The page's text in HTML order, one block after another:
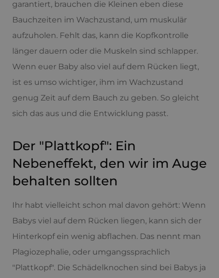
garantiert, brauchen die Kleinen eben diese
Bauchzeiten im Wachzustand, um muskulär
aufzuholen. Fehlt das, kann die Kopfkontrolle
länger dauern oder die Muskeln sind schlapper.
Wenn euer Baby also viel auf dem Rücken liegt,
ist es umso wichtiger, ihm im Wachzustand
genug Zeit auf dem Bauch zu geben. So gleicht
sich das aus und die Entwicklung passt.
Der "Plattkopf": Ein
Nebeneffekt, den wir im Auge
behalten sollten
Ihr habt vielleicht schon mal davon gehört: Wenn
Babys viel auf dem Rücken liegen, kann sich der
Hinterkopf ein wenig abflachen. Das nennt man
Plagiozephalie, oder umgangssprachlich
"Plattkopf". Die Schädelknochen sind bei Babys ja